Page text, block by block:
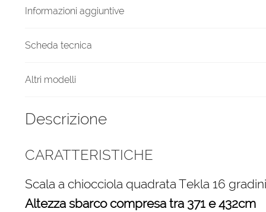
Informazioni aggiuntive
Scheda tecnica
Altri modelli
Descrizione
CARATTERISTICHE
Scala a chiocciola quadrata Tekla 16
Altezza sbarco compresa tra 371 e 432cm